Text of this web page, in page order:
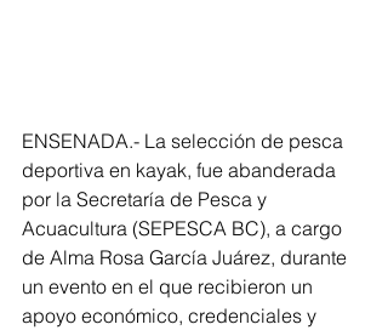
ENSENADA.- La selección de pesca
deportiva en kayak, fue abanderada
por la Secretaría de Pesca y
Acuacultura (SEPESCA BC), a cargo
de Alma Rosa García Juárez, durante
un evento en el que recibieron un
apoyo económico, credenciales y